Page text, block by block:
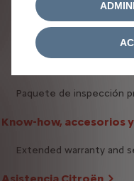
Paquete Kit de
Paquete de cambio de
Paquete de inspección
Know-how, accesorios
Extended warranty and